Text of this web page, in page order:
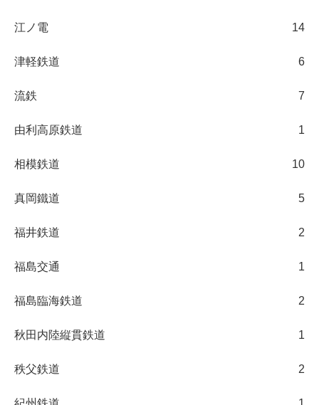
江ノ電 14
津軽鉄道 6
流鉄 7
由利高原鉄道 1
相模鉄道 10
真岡鐵道 5
福井鉄道 2
福島交通 1
福島臨海鉄道 2
秋田内陸縦貫鉄道 1
秩父鉄道 2